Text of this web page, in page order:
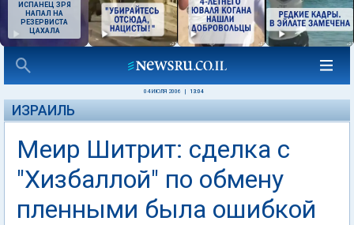
ИСПАНЕЦ ЗРЯ
НАПАЛ НА
РЕЗЕРВИСТА
ЦАХАЛА
04 ИЮЛЯ 2006 13:04
ИЗРАИЛЬ
Меир Шитрит: сделка с
"Хизбаллой" по обмену
пленными была ошибкой